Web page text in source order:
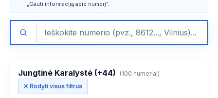
„Gauti informaciją apie numerį“.
Jungtinė Karalystė (+44)
(100 numeriai)
✕ Rodyti visus filtrus